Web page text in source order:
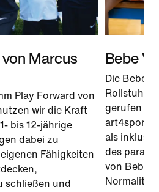
Marcus
Play Forward von
wir die Kraft
bis 12-jährige
dabei zu
Fähigkeiten
schließen und
Bebe
Die Bebe
gerufen
art4sport
als
des
von Bebes
Normalität